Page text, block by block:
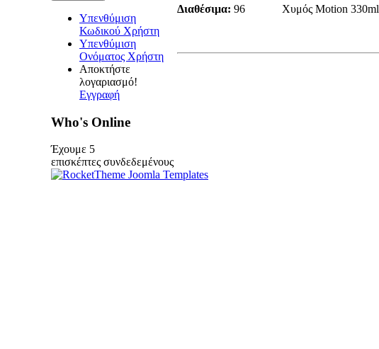
Υπενθύμιση
Κωδικού Χρήστη
Υπενθύμιση
Ονόματος Χρήστη
Αποκτήστε
λογαριασμό!
Εγγραφή
Who's Online
Έχουμε 5
επισκέπτες συνδεδεμένους
Διαθέσιμα: 96 Χυμός Motion 330ml